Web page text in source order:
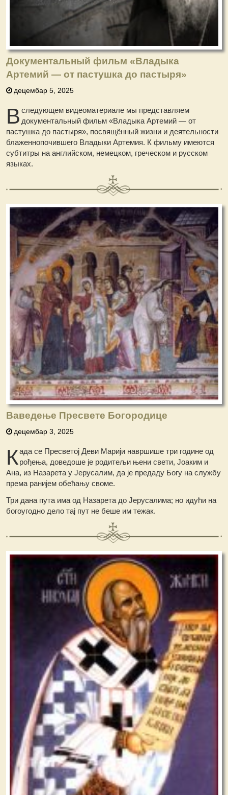
Документальный фильм «Владыка
Артемий — от пастушка до пастыря»
децембар 5, 2025
В следующем видеоматериале мы представляем
документальный фильм «Владыка Артемий — от
пастушка до пастыря», посвящённый жизни и деятельности
блаженнопочившего Владыки Артемия. К фильму имеются
субтитры на английском, немецком, греческом и русском
языках.
Ваведење Пресвете Богородице
децембар 3, 2025
Када се Пресветој Деви Марији навршише три године од
рођења, доведоше је родитељи њени свети, Јоаким и
Ана, из Назарета у Јерусалим, да је предаду Богу на службу
према ранијем обећању своме.
Три дана пута има од Назарета до Јерусалима; но идући на
богоугодно дело тај пут не беше им тежак.